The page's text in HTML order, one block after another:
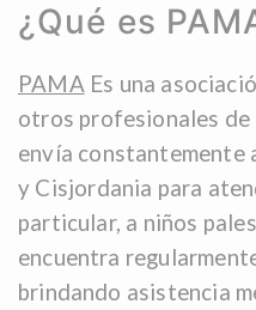
¿Qué es
PAMA Es una
otros profesionales
envía constantemente
y Cisjordania para
particular, a niños
encuentra
brindando asistencia